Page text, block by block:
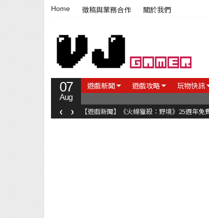
Home 徵稿與業務合作 關於我們
07
Aug
遊戲新聞 遊戲攻略 玩物快訊
【遊戲新聞】《火線獵殺：野境》25週年
‹ ›